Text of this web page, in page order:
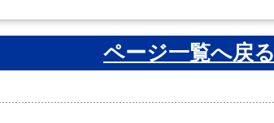
ページ一覧へ戻る